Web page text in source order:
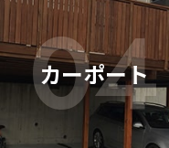
カーポート
04